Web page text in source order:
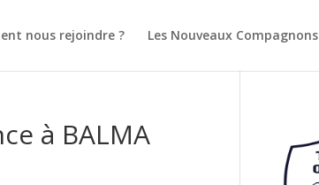
nous rejoindre ? Les Nouveaux Compagnons
à BALMA